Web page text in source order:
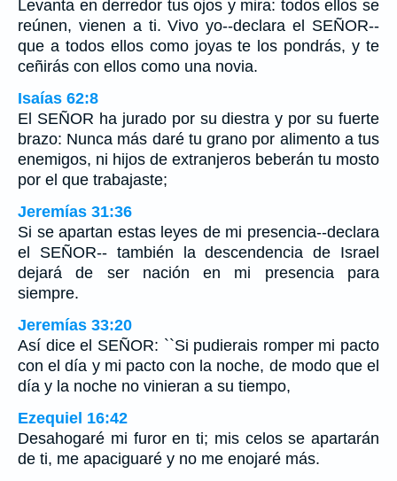
Levanta en derredor tus ojos y mira: todos ellos se
reúnen, vienen a ti. Vivo yo--declara el SEÑOR--
que a todos ellos como joyas te los pondrás, y te
ceñirás con ellos como una novia.
Isaías 62:8
El SEÑOR ha jurado por su diestra y por su fuerte
brazo: Nunca más daré tu grano por alimento a tus
enemigos, ni hijos de extranjeros beberán tu mosto
por el que trabajaste;
Jeremías 31:36
Si se apartan estas leyes de mi presencia--declara
el SEÑOR-- también la descendencia de Israel
dejará de ser nación en mi presencia para
siempre.
Jeremías 33:20
Así dice el SEÑOR: ``Si pudierais romper mi pacto
con el día y mi pacto con la noche, de modo que el
día y la noche no vinieran a su tiempo,
Ezequiel 16:42
Desahogaré mi furor en ti; mis celos se apartarán
de ti, me apaciguaré y no me enojaré más.